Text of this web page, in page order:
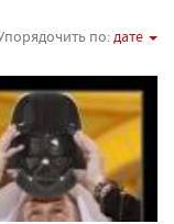
по:дате